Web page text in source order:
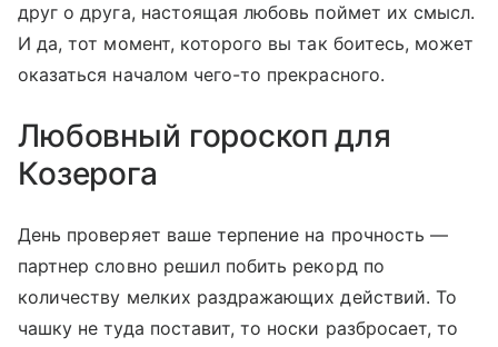
друг о друга, настоящая любовь поймет их смысл.
И да, тот момент, которого вы так боитесь, может
оказаться началом чего-то прекрасного.
Любовный гороскоп для
Козерога
День проверяет ваше терпение на прочность —
партнер словно решил побить рекорд по
количеству мелких раздражающих действий. То
чашку не туда поставит, то носки разбросает, то